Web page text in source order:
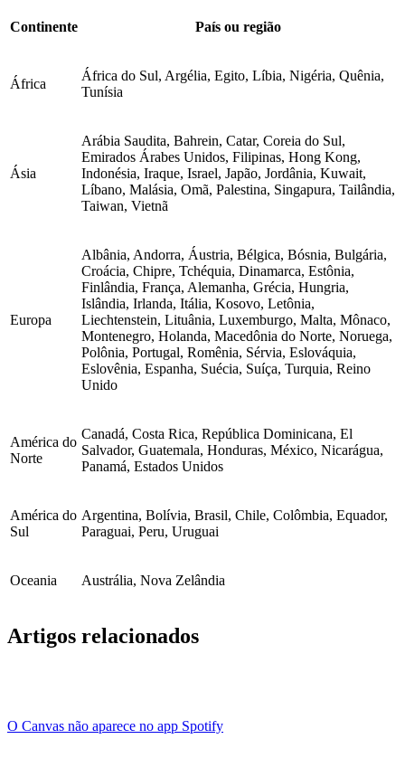
Continente País ou região
África
África do Sul, Argélia, Egito, Líbia, Nigéria, Quênia,
Tunísia
Ásia
Arábia Saudita, Bahrein, Catar, Coreia do Sul,
Emirados Árabes Unidos, Filipinas, Hong Kong,
Indonésia, Iraque, Israel, Japão, Jordânia, Kuwait,
Líbano, Malásia, Omã, Palestina, Singapura, Tailândia,
Taiwan, Vietnã
Europa
Albânia, Andorra, Áustria, Bélgica, Bósnia, Bulgária,
Croácia, Chipre, Tchéquia, Dinamarca, Estônia,
Finlândia, França, Alemanha, Grécia, Hungria,
Islândia, Irlanda, Itália, Kosovo, Letônia,
Liechtenstein, Lituânia, Luxemburgo, Malta, Mônaco,
Montenegro, Holanda, Macedônia do Norte, Noruega,
Polônia, Portugal, Romênia, Sérvia, Eslováquia,
Eslovênia, Espanha, Suécia, Suíça, Turquia, Reino
Unido
América do
Norte
Canadá, Costa Rica, República Dominicana, El
Salvador, Guatemala, Honduras, México, Nicarágua,
Panamá, Estados Unidos
América do
Sul
Argentina, Bolívia, Brasil, Chile, Colômbia, Equador,
Paraguai, Peru, Uruguai
Oceania Austrália, Nova Zelândia
Artigos relacionados
O Canvas não aparece no app Spotify